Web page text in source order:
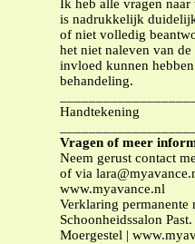
Ik heb alle vragen
is nadrukkelijk
of niet volledig
het niet naleven van
invloed kunnen
behandeling.
Handtekening
Vragen of meer
Neem gerust contact
of via
www.myavance.nl
Verklaring permanente
Schoonheidssalon
Moergestel |